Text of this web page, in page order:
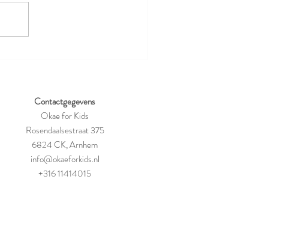
Contactgegevens
Okae for Kids
Rosendaalsestraat 375
6824 CK, Arnhem
info@okaeforkids.nl
+316 11414015